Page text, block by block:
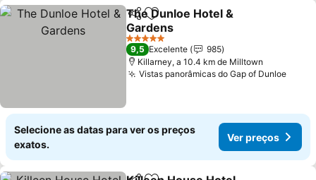
PartilharAdicionar aos favoritos
The Dunloe Hotel &
Gardens
Ver preços
5 Estrelas
9,5 Excelente
985
Killarney, a 10.4 km de Milltown
Vistas panorâmicas do Gap of DunloeVer
Selecione as datas para ver os preços
exatos.
Ver preços